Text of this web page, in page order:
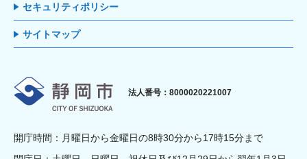
セキュリティポリシー
サイトマップ
静岡市
法人番号：8000020221007
開庁時間：月曜日から金曜日の8時30分から17時15分まで